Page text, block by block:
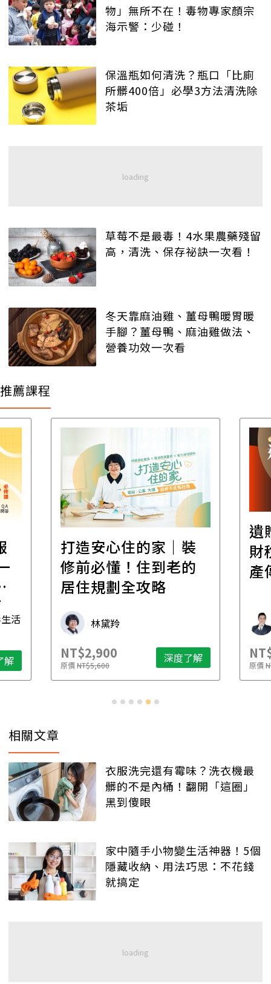
物」無所不在！毒物專家顏宗
海示警：少碰！
保溫瓶如何清洗？瓶口「比廁
所髒400倍」必學3方法清洗除
茶垢
草莓不是最毒！4水果農藥殘留
高，清洗、保存祕訣一次看！
冬天靠麻油雞、薑母鴨暖胃暖
手腳？薑母鴨、麻油雞做法、
營養功效一次看
推薦課程
活
解
打造安心住的家｜裝
修前必懂！住到老的
居住規劃全攻略
林黛羚
NT$2,900
原價NT$5,600 深度了解
遺
財
產
原價
相關文章
衣服洗完還有霉味？洗衣機最
髒的不是內桶！翻開「這圈」
黑到傻眼
家中隨手小物變生活神器！5個
隱藏收納、用法巧思：不花錢
就搞定